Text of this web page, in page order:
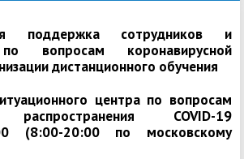
поддержка сотрудников и
вопросам коронавирусной
дистанционного обучения
центра по вопросам
распространения COVID-19
(8:00-20:00 по московскому